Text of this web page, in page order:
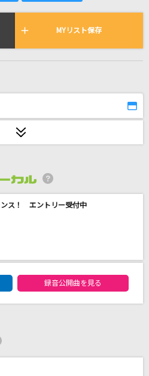
MYリスト保存
ンス！ エントリー受付中
ルエントリーランキング
録音公開曲を見る